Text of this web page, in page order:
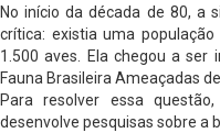
No início da década de 80, a
crítica: existia uma
1.500 aves. Ela chegou a ser
Fauna Brasileira Ameaçadas
Para resolver essa
desenvolve pesquisas sobre a